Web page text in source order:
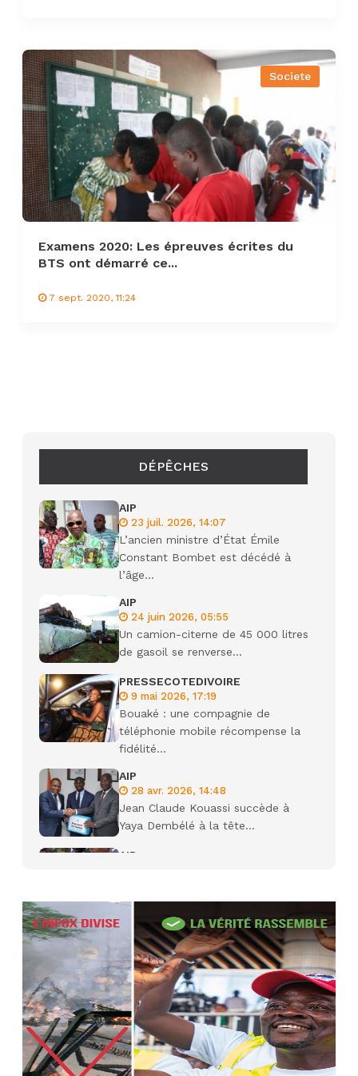
Societe
Examens 2020: Les épreuves écrites du
BTS ont démarré ce...
7 sept. 2020, 11:24
DÉPÊCHES
AIP
23 juil. 2026, 14:07
L’ancien ministre d’État Émile
Constant Bombet est décédé à
l’âge...
AIP
24 juin 2026, 05:55
Un camion-citerne de 45 000 litres
de gasoil se renverse...
PRESSECOTEDIVOIRE
9 mai 2026, 17:19
Bouaké : une compagnie de
téléphonie mobile récompense la
fidélité...
AIP
28 avr. 2026, 14:48
Jean Claude Kouassi succède à
Yaya Dembélé à la tête...
AIP
Camara tué lors d’attaques...
22 avr. 2026, 16:41
Des bureaux ravagés dans un
incendie survenu à la mairie...
AIP
10 avr. 2026, 09:48
Nommé Médiateur de la
République, Gaoussou Touré prend